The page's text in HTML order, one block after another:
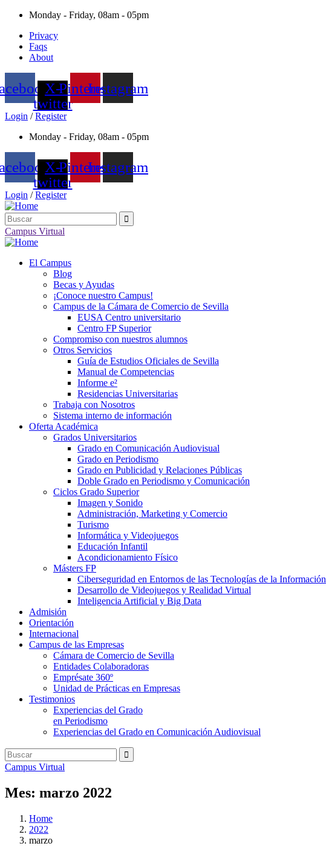
Monday - Friday, 08am - 05pm
Privacy
Faqs
About
X-
twitter
PinterestInstagram
Login / Register
Monday - Friday, 08am - 05pm
X-
twitter
PinterestInstagram
Login / Register
Campus Virtual
El Campus
Blog
Becas y Ayudas
¡Conoce nuestro Campus!
Campus de la Cámara de Comercio de Sevilla
EUSA Centro universitario
Centro FP Superior
Compromiso con nuestros alumnos
Otros Servicios
Guía de Estudios Oficiales de Sevilla
Manual de Competencias
Informe e²
Residencias Universitarias
Trabaja con Nosotros
Sistema interno de información
Oferta Académica
Grados Universitarios
Grado en Comunicación Audiovisual
Grado en Periodismo
Grado en Publicidad y Relaciones Públicas
Doble Grado en Periodismo y Comunicación
Ciclos Grado Superior
Imagen y Sonido
Administración, Marketing y Comercio
Turismo
Informática y Videojuegos
Educación Infantil
Acondicionamiento Físico
Másters FP
Ciberseguridad en Entornos de las Tecnologías de la Información
Desarrollo de Videojuegos y Realidad Virtual
Inteligencia Artificial y Big Data
Admisión
Orientación
Internacional
Campus de las Empresas
Cámara de Comercio de Sevilla
Entidades Colaboradoras
Emprésate 360º
Unidad de Prácticas en Empresas
Testimonios
Experiencias del Grado
en Periodismo
Experiencias del Grado en Comunicación Audiovisual
Campus Virtual
Mes: marzo 2022
Home
2022
marzo